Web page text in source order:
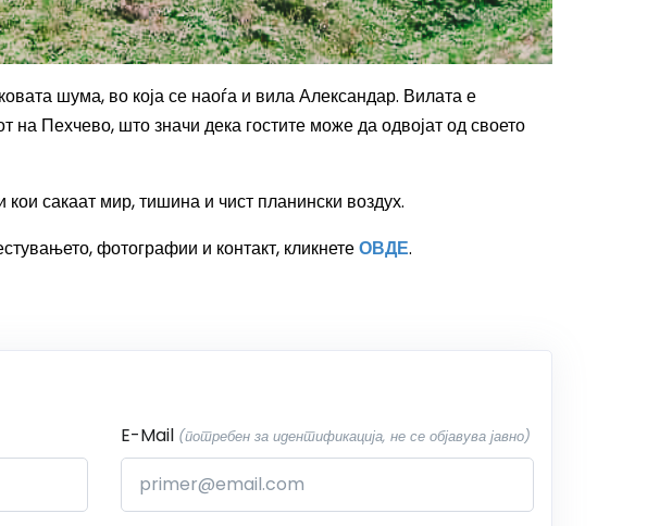
шума, во која се наоѓа и вила Александар. Вилата е
на Пехчево, што значи дека гостите може да одвојат од своето
сакаат мир, тишина и чист планински воздух.
фотографии и контакт, кликнетеОВДЕ.
E-Mail (потребен за идентификација, не се објавува јавно)